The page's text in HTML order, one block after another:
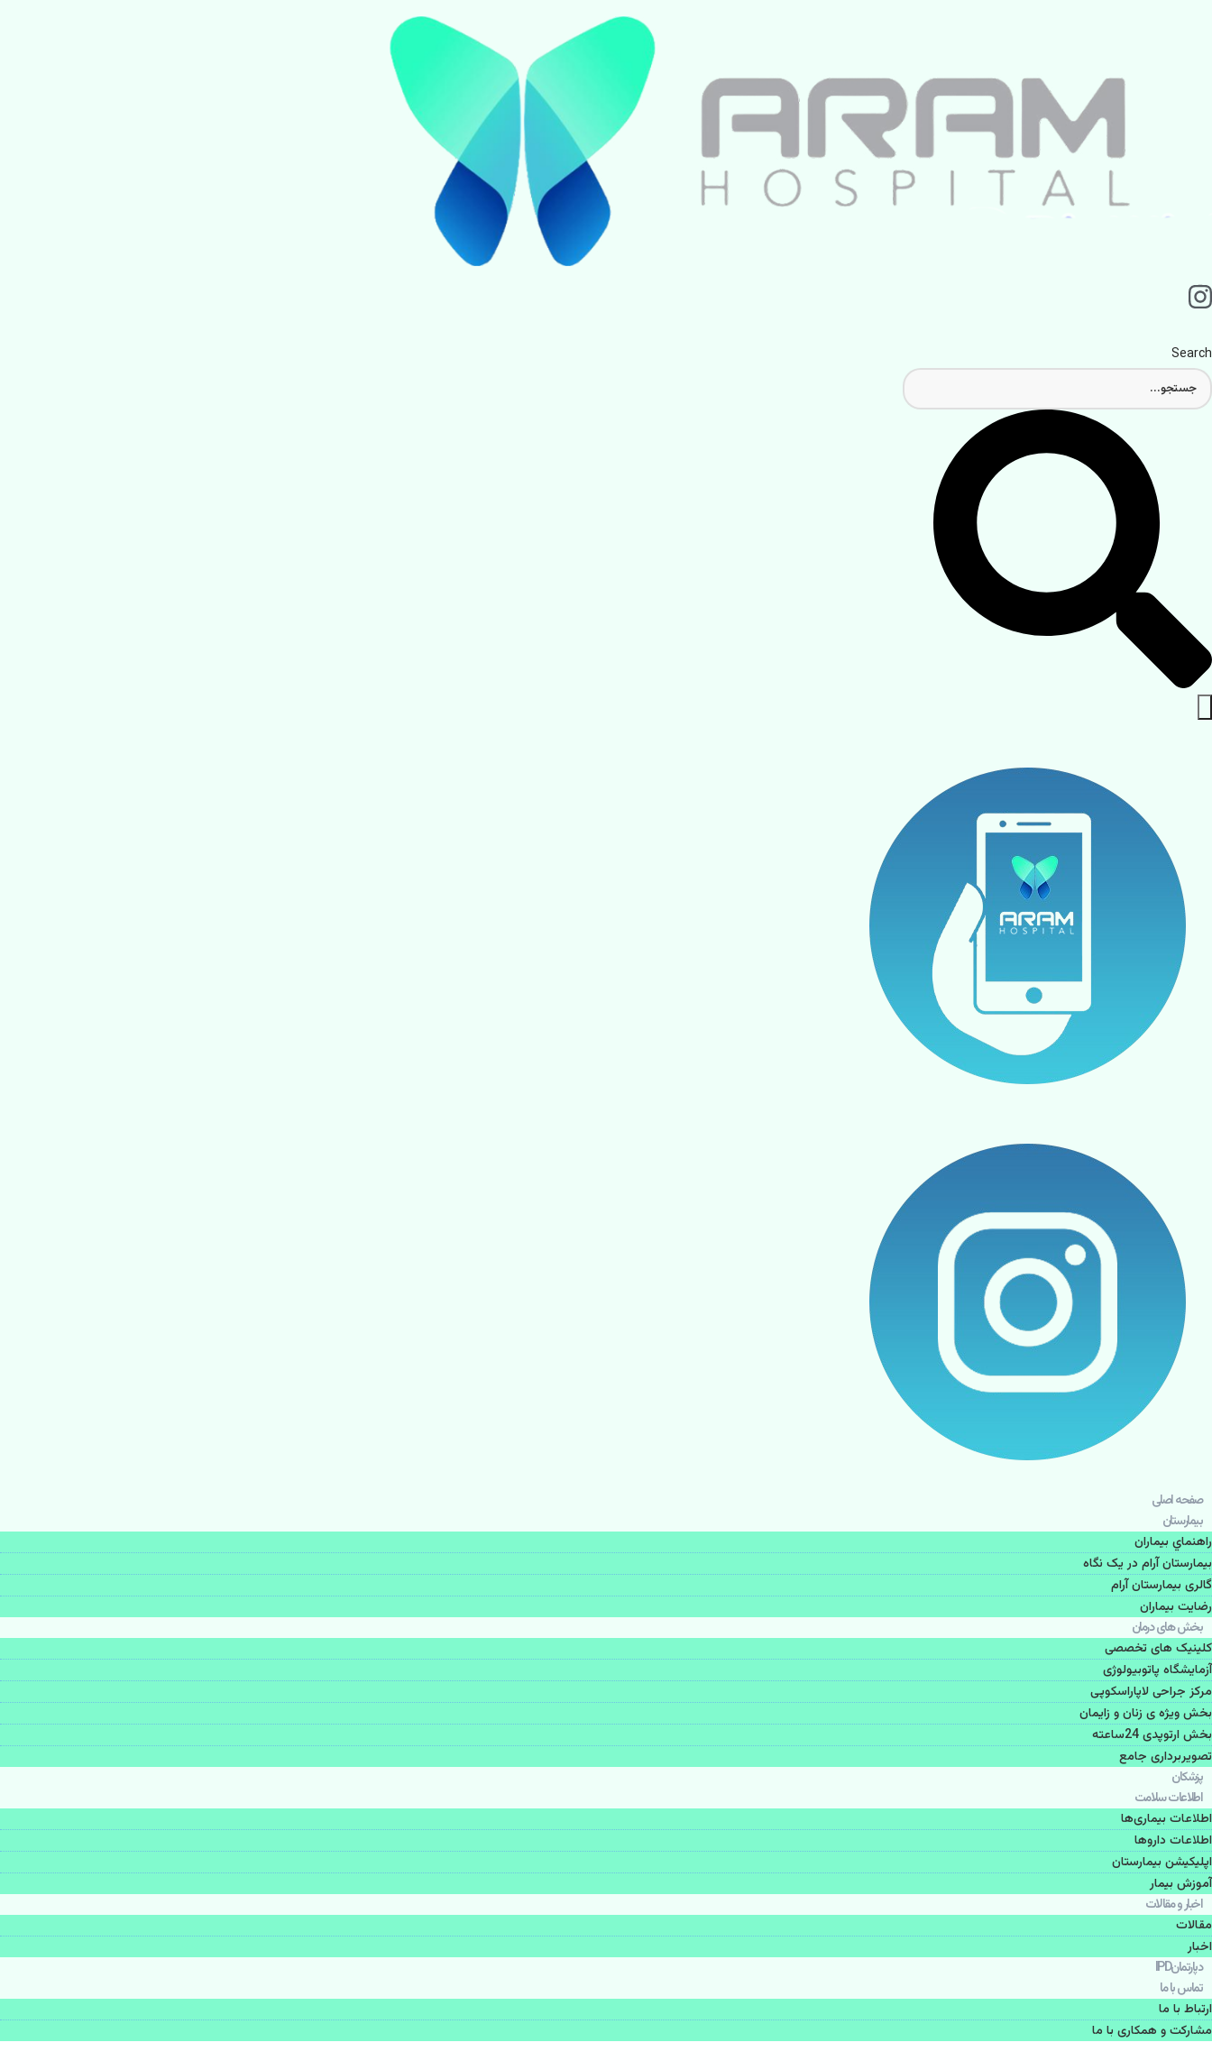
Search
صفحه اصلی
بيمارستان
راهنماي بیماران
بیمارستان آرام در یک نگاه
گالری بیمارستان آرام
رضایت بیماران
بخش های درمان
کلینیک های تخصصی
آزمایشگاه پاتوبیولوژی
مرکز جراحی لاپاراسکوپی
بخش ویژه ی زنان و زایمان
بخش ارتوپدی 24ساعته
تصویربرداری جامع
پزشكان
اطلاعات سلامت
اطلاعات بیماری‌ها
اطلاعات دارو‌ها
اپليكيشن بيمارستان
آموزش بیمار
اخبار و مقالات
مقالات
اخبار
دپارتمانIPD
تماس با ما
ارتباط با ما
مشاركت و همكاری با ما